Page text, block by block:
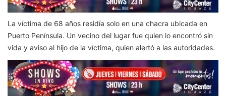
La víctima de 68 años residía solo en una chacra ubicada en
Puerto Península. Un vecino del lugar fue quien lo encontró sin
vida y aviso al hijo de la víctima, quien alertó a las autoridades.